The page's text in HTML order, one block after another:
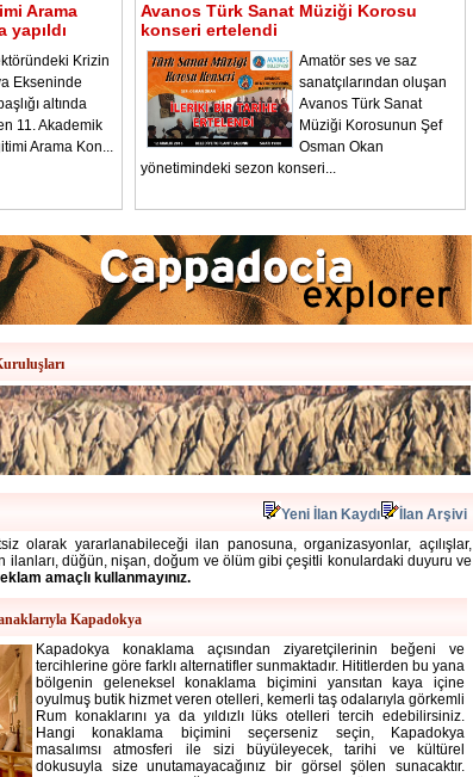
Arama
yapıldı
Krizin
Ekseninde
altında
11. Akademik
Arama Kon...
Avanos Türk Sanat Müziği Korosu
konseri ertelendi
Amatör ses ve saz
sanatçılarından oluşan
Avanos Türk Sanat
Müziği Korosunun Şef
Osman Okan
yönetimindeki sezon konseri...
Yeni İlan Kaydı
İlan Arşivi
olarak yararlanabileceği ilan panosuna, organizasyonlar, açılışlar,
ilanları, düğün, nişan, doğum ve ölüm gibi çeşitli konulardaki duyuru ve
amaçlı kullanmayınız.
Kapadokya
Kapadokya konaklama
açısından ziyaretçilerinin beğeni ve
tercihlerine göre farklı alternatifler sunmaktadır. Hititlerden bu yana
bölgenin geleneksel konaklama biçimini yansıtan kaya içine
oyulmuş butik hizmet veren otelleri, kemerli taş odalarıyla görkemli
Rum konaklarını ya da yıldızlı lüks otelleri tercih edebilirsiniz.
Hangi konaklama biçimini seçerseniz seçin, Kapadokya
masalımsı atmosferi ile sizi büyüleyecek, tarihi ve kültürel
dokusuyla size unutamayacağınız bir görsel şölen sunacaktır.